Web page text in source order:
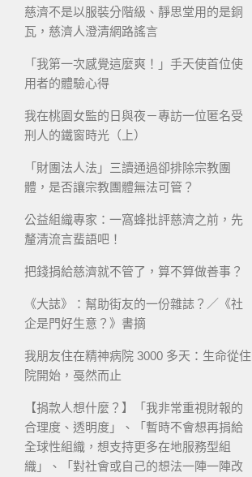
慈濟不是以服裝分階級、靜思堂用的是銅
瓦，慈濟人澄清網路謠言
「我第一次感覺這麼爽！」手天使首位使
用者的體驗心得
我在桃園女監的日與夜－專訪一位匿名受
刑人的鐵窗時光（上）
「財團法人法」三讀通過卻排除宗教團
體，是否讓宗教團體無法可管？
公益組織專家：一窩蜂批評慈濟之前，先
釐清流言蜚語吧！
把錢捐給慈濟就不管了，算不算做善事？
《大誌》：幫助街友的一份雜誌？／《社
企是門好生意？》書摘
我朋友住在精神病院 3000 多天：生命從住
院開始，戞然而止
【捐款人想什麼？】「我非常重視財報的
合理度、透明度」、「暫時不會想再捐給
全球性組織，想支持更多在地服務型組
織」、「對社會或自己的想法一陣一陣改